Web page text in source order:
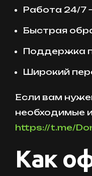
Работа 24/7
Быстрая
Поддержка
Широкий
Если вам
необходимые
https://t.me/
Как